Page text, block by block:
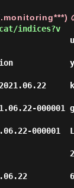
indices?v
000001
000001